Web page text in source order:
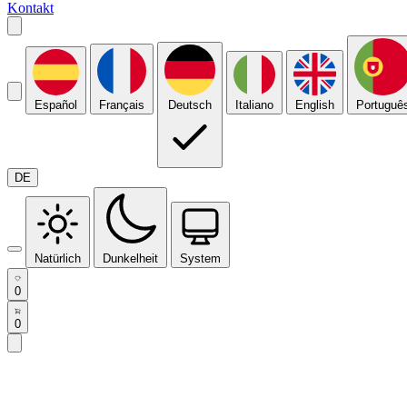
Kontakt
Español Français Deutsch Italiano English
DE
Natürlich Dunkelheit System
0
0